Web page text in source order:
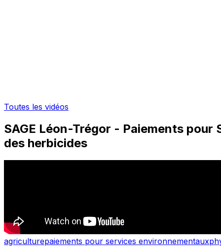
Toutes les vidéos
SAGE Léon-Trégor - Paiements
des herbicides
agriculturepaiements pour services environnementaux